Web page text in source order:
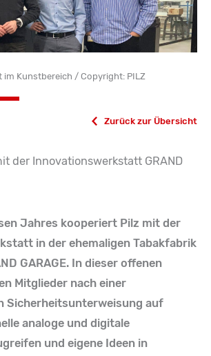
im Kunstbereich / Copyright: PILZ
Zurück zur Übersicht
der Innovationswerkstatt GRAND
Jahres kooperiert Pilz mit der
in der ehemaligen Tabakfabrik
GARAGE. In dieser offenen
Mitglieder nach einer
Sicherheitsunterweisung auf
analoge und digitale
und eigene Ideen in